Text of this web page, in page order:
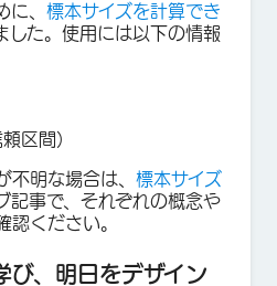
に、 標本サイズを計算でき
した。使用には以下の情報
頼区間）
不明な場合は、 標本サイズ
記事で、それぞれの概念や
認ください。
び、明日をデザイン